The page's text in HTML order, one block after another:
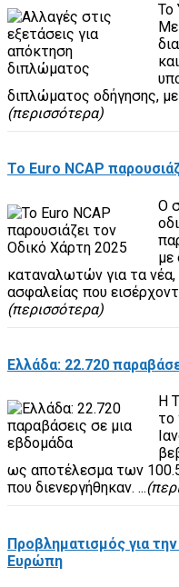
Το
διπλώματος οδήγησης, με
(περισσότερα)
To Euro NCAP
Ο
με
καταναλωτών για τα
ασφαλείας που
(περισσότερα)
Ελλάδα: 22.720
Η
το
ως αποτέλεσμα των
που διενεργήθηκαν. ...
Προβληματισμός για
Ευρώπη